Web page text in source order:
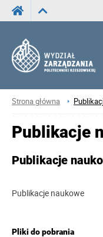
Strona główna
Publikacje
Publikacje
Publikacje naukowe
Pliki do pobrania